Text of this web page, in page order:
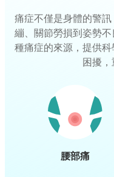
痛症不僅是身體的警
繃、關節勞損到姿勢
種痛症的來源，提供
困擾，
腰部痛